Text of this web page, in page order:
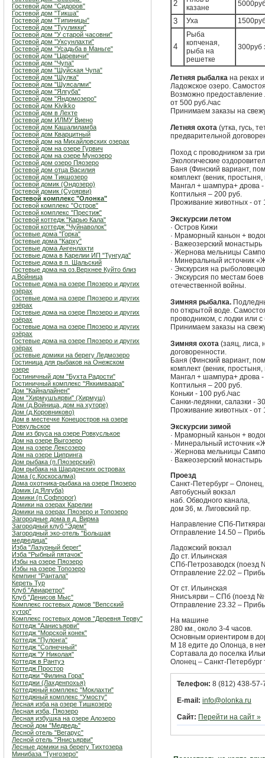
Гостевой дом "Сидоров"
Гостевой дом "Тикша"
Гостевой дом "Типиницы"
Гостевой дом "Тууликки"
Гостевой дом "У старой часовни"
Гостевой дом "Уксунлахти"
Гостевой дом "Усадьба в Маньге"
Гостевой дом "Царевичи"
Гостевой дом "Чупа"
Гостевой дом "Шуйская Чупа"
Гостевой дом "Шулка"
Гостевой дом "Шуясалми"
Гостевой дом "Ялгуба"
Гостевой дом "Яндомозеро"
Гостевой дом Kivikko
Гостевой дом в Лехте
Гостевой дом ИЛМУ Виено
Гостевой дом Кашалиламба
Гостевой дом Кварцитный
Гостевой дом на Михайловских озерах
Гостевой дом на озере Гурвич
Гостевой дом на озере Мунозеро
Гостевой дом озеро Пяозеро
Гостевой дом отца Василия
Гостевой дом Тикшозеро
Гостевой домик (Ондозеро)
Гостевой домик (Суоярви)
Гостевой комплекс "Олонка"
Гостевой комплекс "Остров"
Гостевой комплекс "Престиж"
Гостевой коттедж "Карью Кала"
Гостевой коттедж "Чуйнаволок"
Гостевые дома "Горка"
Гостевые дома "Карху"
Гостевые дома Ангенлахти
Гостевые дома в Карелии ИП "Тунгуда"
Гостевые дома в п. Шальский
Гостевые дома на оз.Верхнее Куйто близ
д.Войница
Гостевые дома на озере Пяозеро и других
озёрах
Гостевые дома на озере Пяозеро и других
озёрах
Гостевые дома на озере Пяозеро и других
озёрах
Гостевые дома на озере Пяозеро и других
озёрах
Гостевые дома на озере Пяозеро и других
озёрах
Гостевые домики на берегу Ледмозеро
Гостиница для рыбаков на Онежском
озере
Гостиничный дом "Бухта Радости"
Гостиничный комплекс "Яккимваара"
Дом "Кайналайнен"
Дом "Хирмушъярви" (Хирмуш)
Дом (д.Войница, дом на хуторе)
Дом (д.Коровниково)
Дом в местечке Конецостров на озере
Ровкульское
Дом из бруса на озере Ровкуслькое
Дом на озере Выгозеро
Дом на озере Лексозеро
Дом на озере Ципринга
Дом рыбака (п.Пяозерский)
Дом рыбака на Шардонских островах
Дома (с.Коскосалма)
Дома охотника-рыбака на озере Пяозеро
Домик (д.Ялгуба)
Домики (п.Софпорог)
Домики на озерах Карелии
Домики на озерах Пяозеро и Топозеро
Загородные дома в д. Вирма
Загородный клуб "Эдем"
Загородный эко-отель "Большая
медведица"
Изба "Лазурный берег"
Изба "Рыбный пятачок"
Избы на озере Пяозеро
Избы на озере Топозеро
Кемпинг "Рантала"
Кереть Тур
Клуб "Авиаретро"
Клуб "Денисов Мыс"
Комплекс гостевых домов "Вепсский
хутор"
Комплекс гостевых домов "Деревня Терву"
Коттедж "Аанисъярви"
Коттедж "Морской конек"
Коттедж "Пулонга"
Коттедж "Солнечный"
Коттедж "У Николая"
Коттедж в Рантуэ
Коттедж Простор
Коттеджи "Филина Гора"
Коттеджи (Лахденпохья)
Коттеджный комплекс "Мoклахти"
Коттеджный комплекс "Умосту"
Лесная изба на озере Тишкозеро
Лесная изба, Пяозеро
Лесная избушка на озере Алозеро
Лесной дом "Медведь"
Лесной отель "Вегарус"
Лесной отель "Янисъярви"
Лесные домики на берегу Тихтозера
Минибаза "Тунгозеро"
2
казане
3 Уха
4
Рыба
копченая,
рыба на
решетке
300руб
Летняя рыбалка на реках
Ладожское озеро.
Возможно предоставление
от 500 руб./час
Принимаем заказы на
Летняя охота (утка, гусь,
предварительной
Поход с проводником за
Экологические
Баня (Финский вариант,
комплект (веник,
Мангал + шампура+ дрова -
Коптильня – 200 руб.
Проживание животных - от
Экскурсии летом
· Остров Кижи
· Мраморный каньон +
· Важеозерский монастырь
· Жернова мельницы Сампо
· Минеральный источник
· Экскурсия на
· Экскурсия по местам
отечественной войны.
Зимняя рыбалка.
по открытой воде.
проводником, с лодки или с
Принимаем заказы на
Зимняя охота (заяц, лиса,
договоренности.
Баня (Финский вариант,
комплект (веник,
Мангал + шампура+ дрова -
Коптильня – 200 руб.
Коньки - 100 руб./час
Санки-ледянки, салазки -
Проживание животных - от
Экскурсии зимой
· Мраморный каньон +
· Минеральный источник
· Жернова мельницы Сампо
· Важеозерский монастырь
Проезд
Санкт-Петербург –
Автобусный вокзал
наб. Обводного канала,
дом 36, м. Лиговский пр.
Направление СПб-
Отправление 14.50 –
Ладожский вокзал
До ст. Ильинская
СПб-Петрозаводск (поезд
Отправление 22.02 –
От ст. Ильинская
Янисъярви – СПб (поезд №
Отправление 23.32 –
На машине
280 км., около 3-4 часов.
Основным ориентиром в
М 18 едите до Олонца, в
Сортавала до поселка
Олонец – Санкт-Петербург
Телефон: 8 (812) 438-57-
E-mail: info@olonka.ru
Сайт: Перейти на сайт »